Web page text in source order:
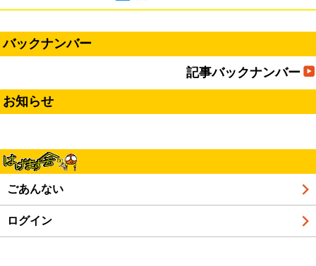
バックナンバー
記事バックナンバー
お知らせ
ごあんない
ログイン